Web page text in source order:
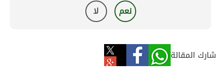
نعم لا
شارك المقالة